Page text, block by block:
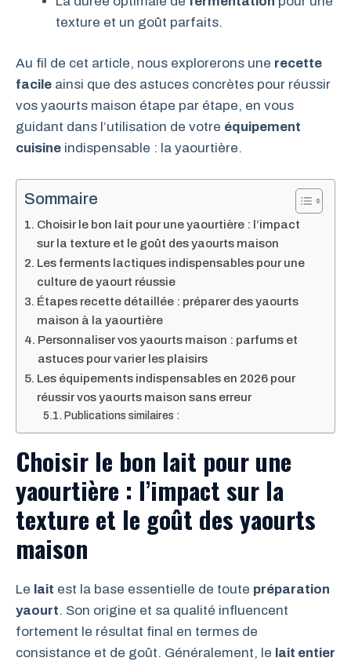
texture et un goût parfaits.
Au fil de cet article, nous explorerons une recette
facile ainsi que des astuces concrètes pour réussir
vos yaourts maison étape par étape, en vous
guidant dans l’utilisation de votre équipement
cuisine indispensable : la yaourtière.
Sommaire
Choisir le bon lait pour une yaourtière : l’impact
sur la texture et le goût des yaourts maison
Les ferments lactiques indispensables pour une
culture de yaourt réussie
Étapes recette détaillée : préparer des yaourts
maison à la yaourtière
Personnaliser vos yaourts maison : parfums et
astuces pour varier les plaisirs
Les équipements indispensables en 2026 pour
réussir vos yaourts maison sans erreur
Publications similaires :
Choisir le bon lait pour une
yaourtière : l’impact sur la
texture et le goût des yaourts
maison
Le lait est la base essentielle de toute préparation
yaourt. Son origine et sa qualité influencent
fortement le résultat final en termes de
consistance et de goût. Généralement, le lait entier